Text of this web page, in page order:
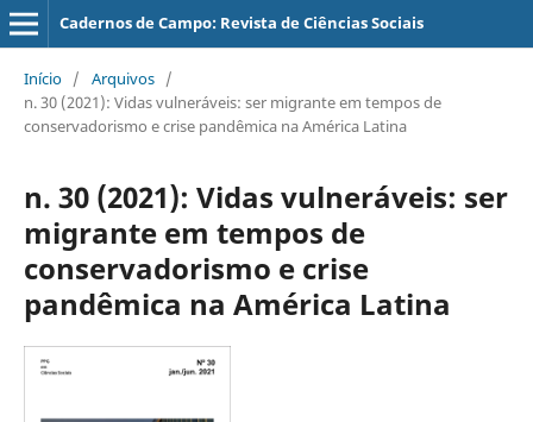
Cadernos de Campo: Revista de Ciências Sociais
Início / Arquivos /
n. 30 (2021): Vidas vulneráveis: ser migrante em tempos de
conservadorismo e crise pandêmica na América Latina
n. 30 (2021): Vidas vulneráveis: ser
migrante em tempos de
conservadorismo e crise
pandêmica na América Latina